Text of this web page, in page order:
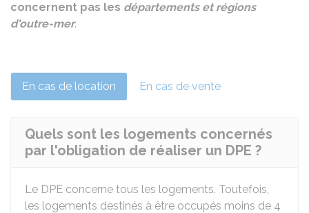
concernent pas les départements et régions
d'outre-mer.
En cas de location En cas de vente
Quels sont les logements concernés
par l'obligation de réaliser un DPE ?
Le DPE concerne tous les logements. Toutefois,
les logements destinés à être occupés moins de 4